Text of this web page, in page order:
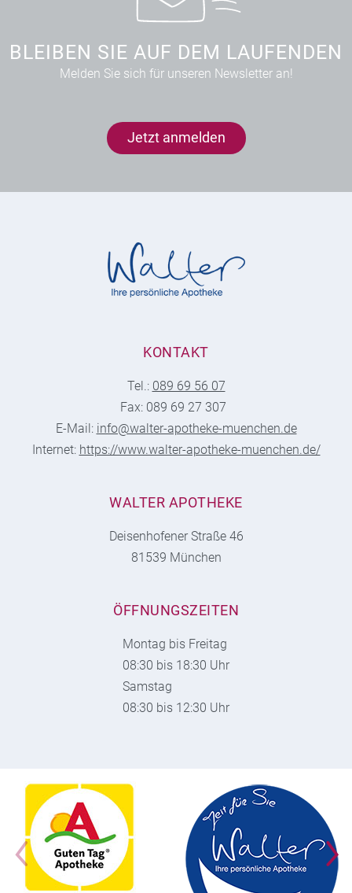
BLEIBEN SIE AUF DEM LAUFENDEN
Melden Sie sich für unseren Newsletter an!
Jetzt anmelden
KONTAKT
Tel.: 089 69 56 07
Fax: 089 69 27 307
E-Mail: info@walter-apotheke-muenchen.de
Internet: https://www.walter-apotheke-muenchen.de/
WALTER APOTHEKE
Deisenhofener Straße 46
81539 München
ÖFFNUNGSZEITEN
Montag bis Freitag
08:30 bis 18:30 Uhr
Samstag
08:30 bis 12:30 Uhr